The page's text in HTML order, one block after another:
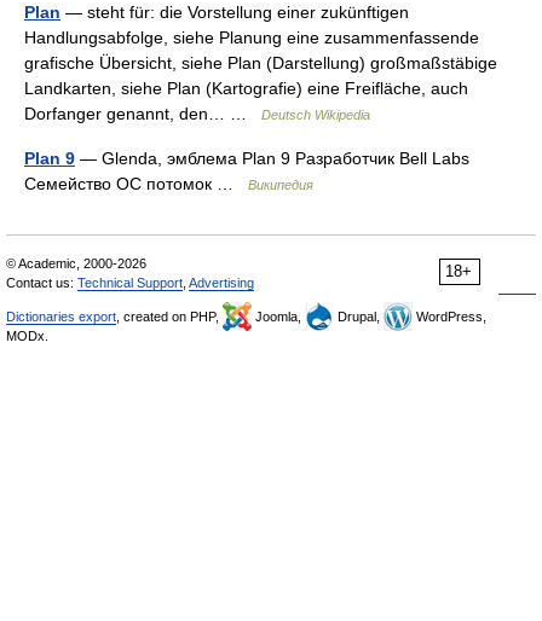
Plan — steht für: die Vorstellung einer zukünftigen
Handlungsabfolge, siehe Planung eine zusammenfassende
grafische Übersicht, siehe Plan (Darstellung) großmaßstäbige
Landkarten, siehe Plan (Kartografie) eine Freifläche, auch
Dorfanger genannt, den… …
Deutsch Wikipedia
Plan 9 — Glenda, эмблема Plan 9 Разработчик Bell Labs
Семейство ОС потомок …
Википедия
18+
© Academic, 2000-2026
Contact us: Technical Support Advertising
Dictionaries export , created on PHP, Joomla, Drupal,
WordPress,
MODx.